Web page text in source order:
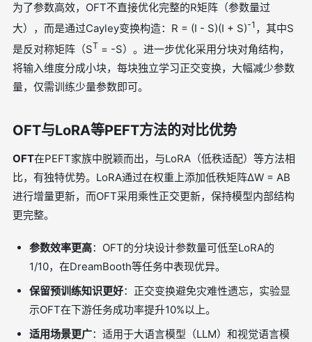
为了参数高效，OFT不直接优化完整的R矩阵（参数量过
大），而是通过Cayley变换构造：R = (I - S)(I + S)-1 ，其中S
是反对称矩阵（ST = -S）。进一步优化采用分块对角结构，
将输入维度分成小块，每块独立学习正交变换，大幅减少参数
量，仅需训练少量参数即可。
OFT与LoRA等PEFT方法的对比优势
OFT在PEFT家族中脱颖而出，与LoRA（低秩适配）等方法相
比，有独特优势。LoRA通过在权重上添加低秩矩阵ΔW = AB
进行增量更新，而OFT采用乘性正交更新，保持模型内部结构
更完整。
参数效率更高：OFT的分块设计参数量可低至LoRA的
1/10，在DreamBooth等任务中表现优异。
保留预训练知识更好：正交变换避免灾难性遗忘，实验显
示OFT在下游任务成功率提升10%以上。
适用场景更广：适用于大语言模型（LLM）和视觉语言模